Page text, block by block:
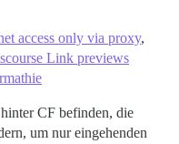
access only via proxy,
Link previews
CF befinden, die
um nur eingehenden